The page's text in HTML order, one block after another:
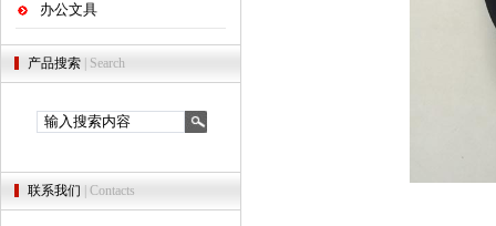
办公文具
产品搜索 | Search
联系我们 | Contacts